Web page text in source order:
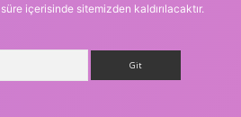
içerisinde sitemizden kaldırılacaktır.